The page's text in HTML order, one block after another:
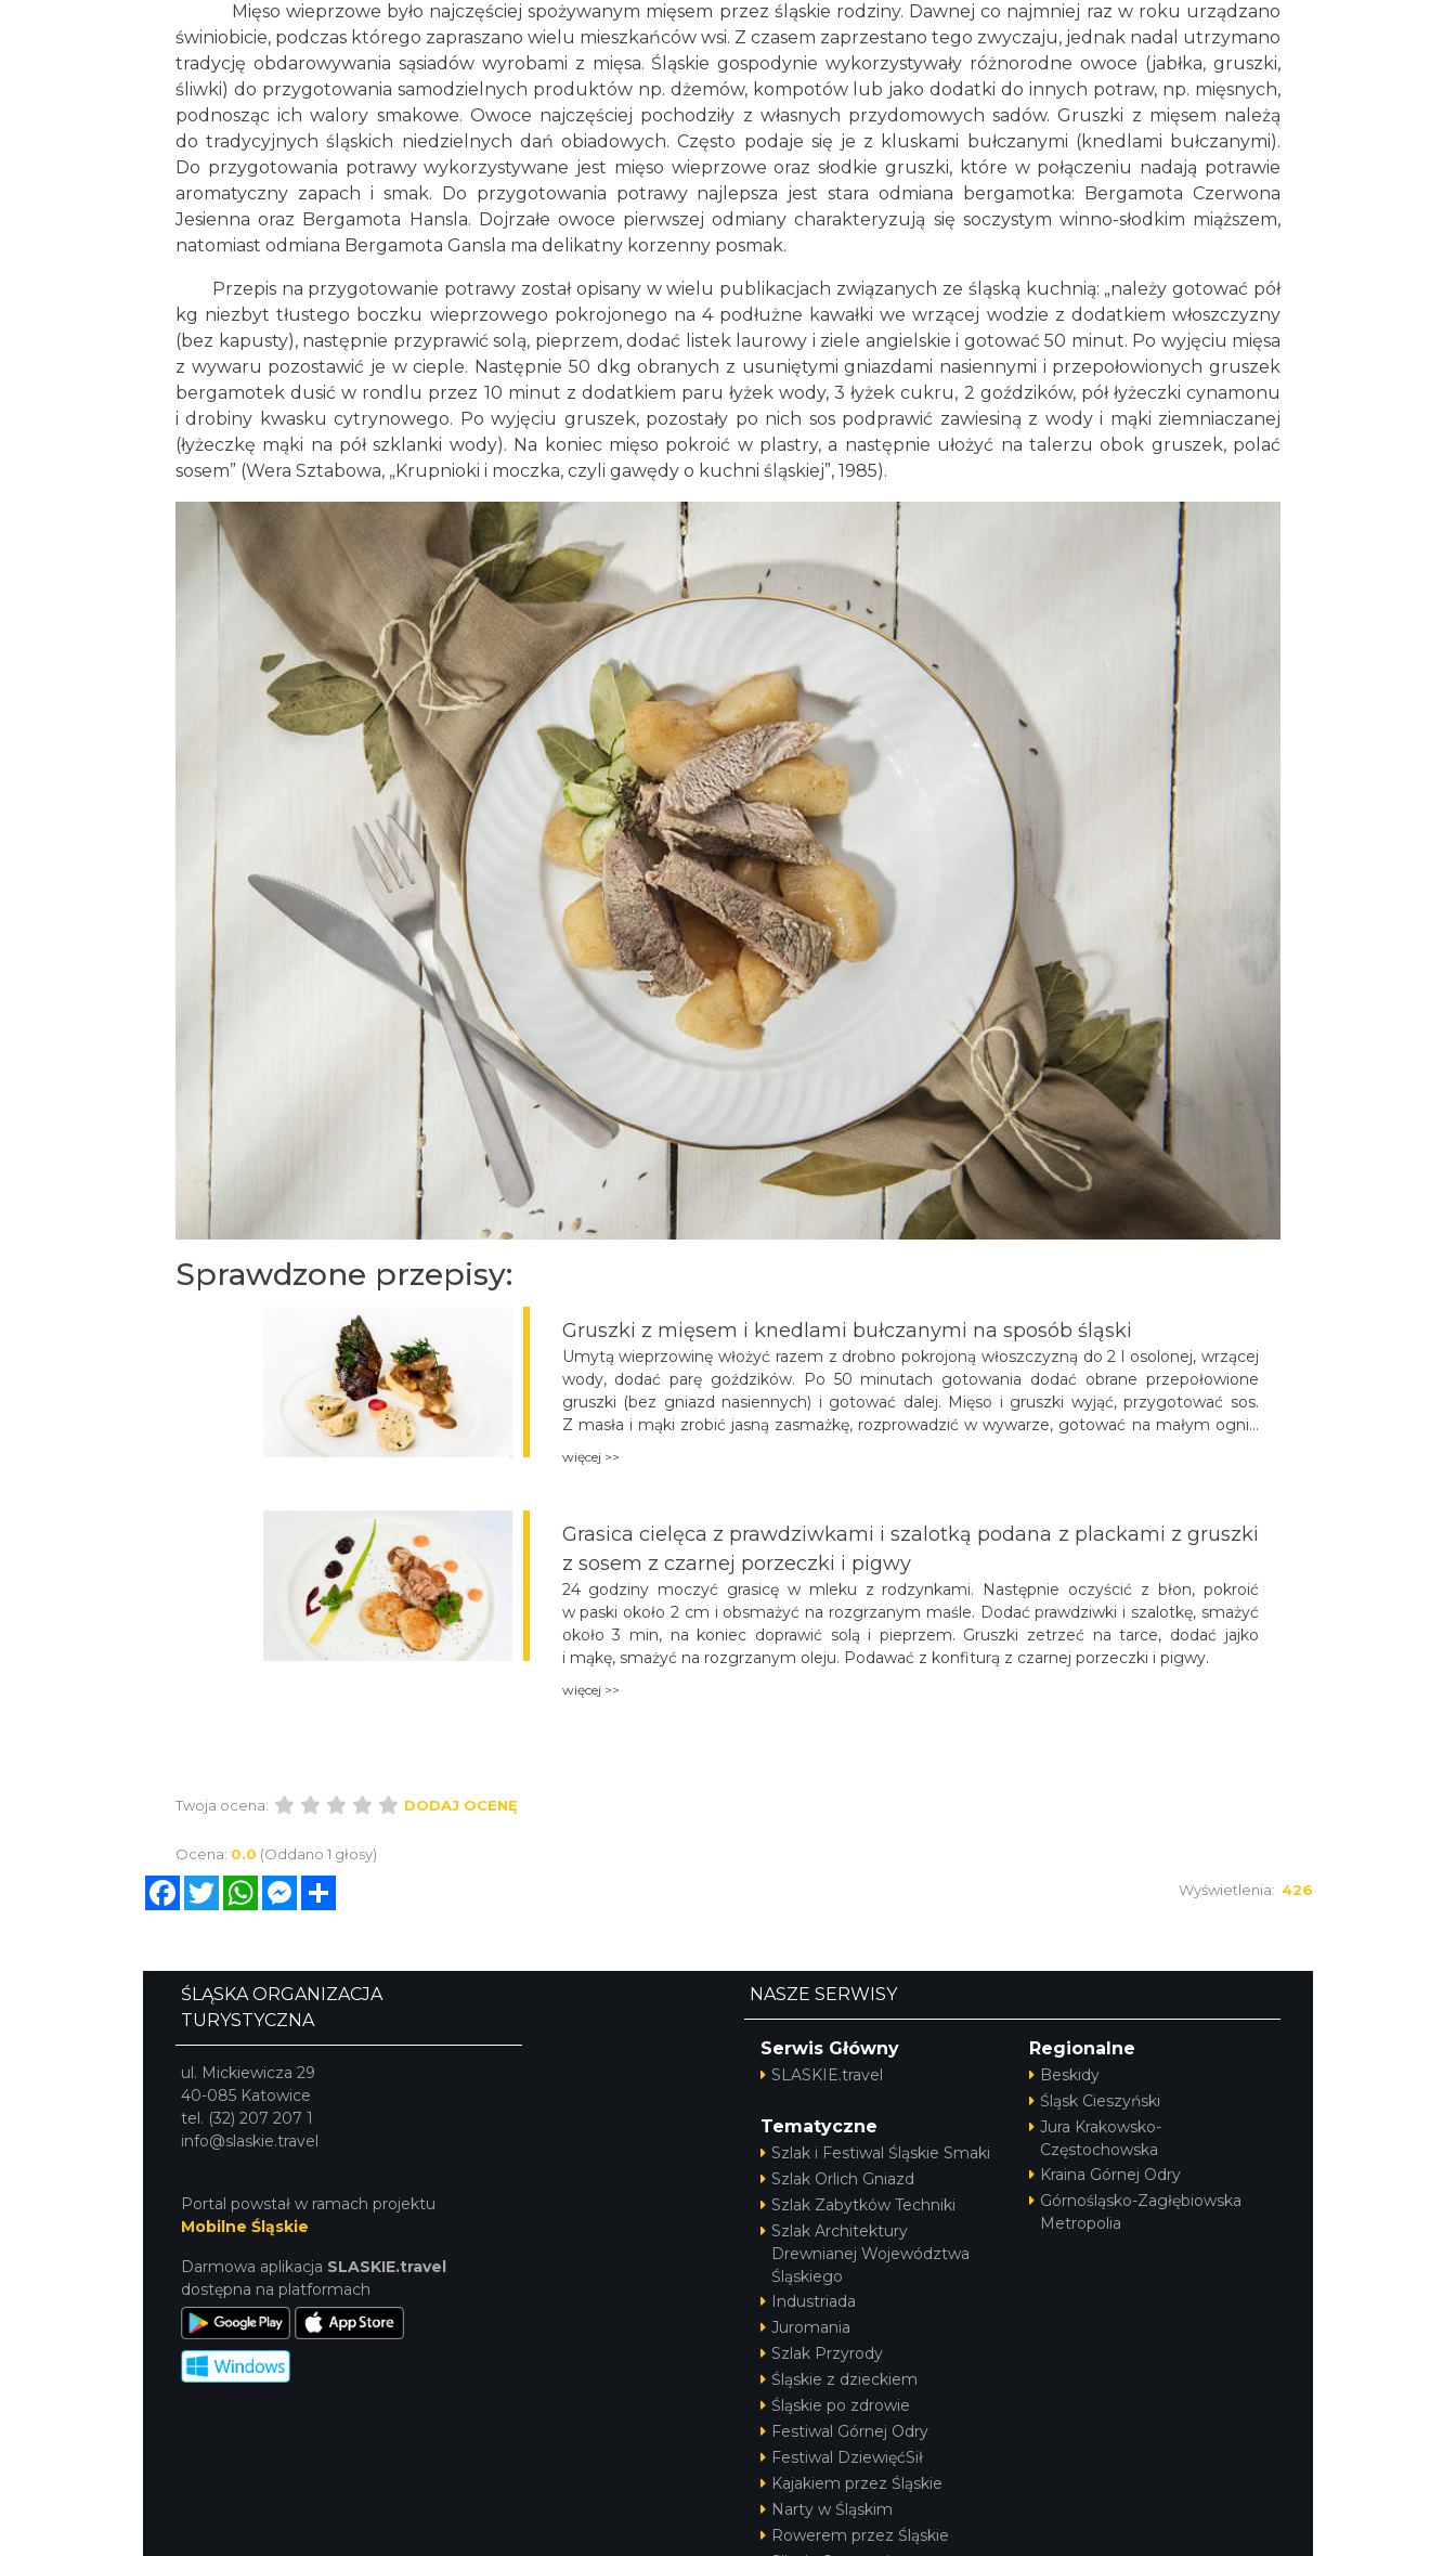
Mięso wieprzowe było najczęściej spożywanym mięsem przez śląskie rodziny. Dawnej co najmniej raz w roku urządzano
świniobicie, podczas którego zapraszano wielu mieszkańców wsi. Z czasem zaprzestano tego zwyczaju, jednak nadal utrzymano
tradycję obdarowywania sąsiadów wyrobami z mięsa. Śląskie gospodynie wykorzystywały różnorodne owoce (jabłka, gruszki,
śliwki) do przygotowania samodzielnych produktów np. dżemów, kompotów lub jako dodatki do innych potraw, np. mięsnych,
podnosząc ich walory smakowe. Owoce najczęściej pochodziły z własnych przydomowych sadów. Gruszki z mięsem należą
do tradycyjnych śląskich niedzielnych dań obiadowych. Często podaje się je z kluskami bułczanymi (knedlami bułczanymi).
Do przygotowania potrawy wykorzystywane jest mięso wieprzowe oraz słodkie gruszki, które w połączeniu nadają potrawie
aromatyczny zapach i smak. Do przygotowania potrawy najlepsza jest stara odmiana bergamotka: Bergamota Czerwona
Jesienna oraz Bergamota Hansla. Dojrzałe owoce pierwszej odmiany charakteryzują się soczystym winno-słodkim miąższem,
natomiast odmiana Bergamota Gansla ma delikatny korzenny posmak.
Przepis na przygotowanie potrawy został opisany w wielu publikacjach związanych ze śląską kuchnią: „należy gotować pół
kg niezbyt tłustego boczku wieprzowego pokrojonego na 4 podłużne kawałki we wrzącej wodzie z dodatkiem włoszczyzny
(bez kapusty), następnie przyprawić solą, pieprzem, dodać listek laurowy i ziele angielskie i gotować 50 minut. Po wyjęciu mięsa
z wywaru pozostawić je w cieple. Następnie 50 dkg obranych z usuniętymi gniazdami nasiennymi i przepołowionych gruszek
bergamotek dusić w rondlu przez 10 minut z dodatkiem paru łyżek wody, 3 łyżek cukru, 2 goździków, pół łyżeczki cynamonu
i drobiny kwasku cytrynowego. Po wyjęciu gruszek, pozostały po nich sos podprawić zawiesiną z wody i mąki ziemniaczanej
(łyżeczkę mąki na pół szklanki wody). Na koniec mięso pokroić w plastry, a następnie ułożyć na talerzu obok gruszek, polać
sosem” (Wera Sztabowa, „Krupnioki i moczka, czyli gawędy o kuchni śląskiej”, 1985).
Sprawdzone przepisy:
Gruszki z mięsem i knedlami bułczanymi na sposób śląski
Umytą wieprzowinę włożyć razem z drobno pokrojoną włoszczyzną do 2 l osolonej, wrzącej
wody, dodać parę goździków. Po 50 minutach gotowania dodać obrane przepołowione
gruszki (bez gniazd nasiennych) i gotować dalej. Mięso i gruszki wyjąć, przygotować sos.
Z masła i mąki zrobić jasną zasmażkę, rozprowadzić w wywarze, gotować na małym ogniu
pikantny, ale jednocześnie dość wyraźnie słodko-kwaśny. Do gotowego sosu włożyć
więcej >>
Grasica cielęca z prawdziwkami i szalotką podana z plackami z gruszki
z sosem z czarnej porzeczki i pigwy
24 godziny moczyć grasicę w mleku z rodzynkami. Następnie oczyścić z błon, pokroić
w paski około 2 cm i obsmażyć na rozgrzanym maśle. Dodać prawdziwki i szalotkę, smażyć
około 3 min, na koniec doprawić solą i pieprzem. Gruszki zetrzeć na tarce, dodać jajko
i mąkę, smażyć na rozgrzanym oleju. Podawać z konfiturą z czarnej porzeczki i pigwy.
więcej >>
Twoja ocena: DODAJ OCENĘ
Ocena: 0.0 (Oddano 1 głosy)
FacebookTwitterWhatsAppMessenger Wyświetlenia: 426
ŚLĄSKA ORGANIZACJA
TURYSTYCZNA
ul. Mickiewicza 29
40-085 Katowice
tel. (32) 207 207 1
info@slaskie.travel
Portal powstał w ramach projektu
Mobilne Śląskie
Darmowa aplikacja SLASKIE.travel
dostępna na platformach
NASZE SERWISY
Serwis Główny
SLASKIE.travel
Tematyczne
Szlak i Festiwal Śląskie Smaki
Szlak Orlich Gniazd
Szlak Zabytków Techniki
Szlak Architektury
Drewnianej Województwa
Śląskiego
Industriada
Juromania
Szlak Przyrody
Śląskie z dzieckiem
Śląskie po zdrowie
Festiwal Górnej Odry
Festiwal DziewięćSił
Kajakiem przez Śląskie
Narty w Śląskim
Rowerem przez Śląskie
Regionalne
Beskidy
Śląsk Cieszyński
Jura Krakowsko-
Częstochowska
Kraina Górnej Odry
Górnośląsko-Zagłębiowska
Metropolia